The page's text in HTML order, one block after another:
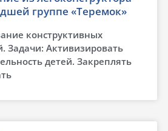
группе «Теремок»
конструктивных
Задачи: Активизировать
детей. Закреплять